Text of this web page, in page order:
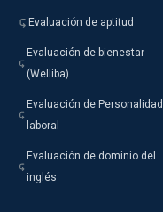
Evaluación de aptitud
Evaluación de bienestar
(Welliba)
Evaluación de Personalidad
laboral
Evaluación de dominio del
inglés